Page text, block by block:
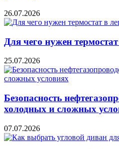
26.07.2026
Для чего нужен
25.07.2026
Безопасность
холодных и сложных
07.07.2026